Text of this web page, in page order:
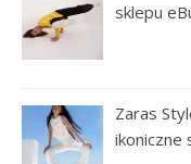
sklepu
Zaras
ikoniczne